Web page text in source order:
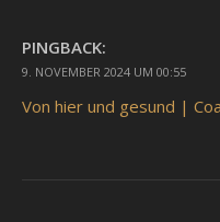
PINGBACK:
9. NOVEMBER 2024 UM 00:55
Von hier und gesund |